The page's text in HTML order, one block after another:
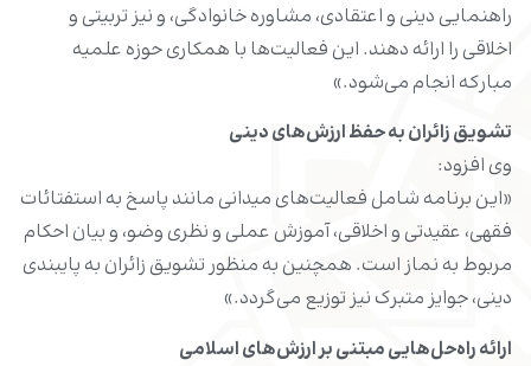
راهنمایی دینی و اعتقادی، مشاوره خانوادگی، و نیز تربیتی و
اخلاقی را ارائه دهند. این فعالیت‌ها با همکاری حوزه علمیه
مبارکه انجام می‌شود.»
تشویق زائران به حفظ ارزش‌های دینی
وی افزود:
«این برنامه شامل فعالیت‌های میدانی مانند پاسخ به استفتائات
فقهی، عقیدتی و اخلاقی، آموزش عملی و نظری وضو، و بیان احکام
مربوط به نماز است. همچنین به منظور تشویق زائران به پایبندی
دینی، جوایز متبرک نیز توزیع می‌گردد.»
ارائه راه‌حل‌هایی مبتنی بر ارزش‌های اسلامی